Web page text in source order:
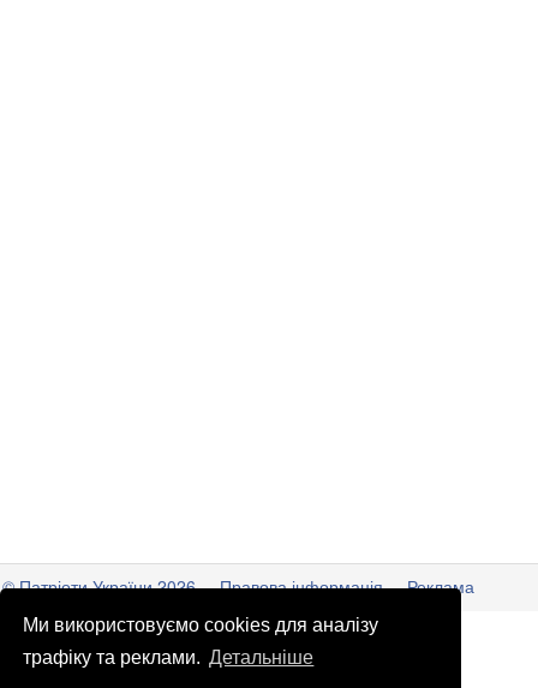
Ми використовуємо cookies для аналізу
трафіку та реклами. Детальніше
© Патріоти України 2026 Правова інформація
Реклама
info@patrioty.org.ua